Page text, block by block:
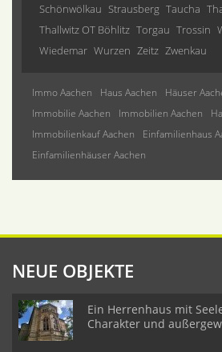
Schönwölkau Strausberg Taucha
Thallwitz OT Böhlitz Torgau Trossin
Wiedemar Wurzen Zeitz Zwenkau
Immo Aachen Haus Aachen Häuser
Immobilie Aachen
Immobilien Aachen
Immobilienkauf Aachen
Einfamilienhaus
Einfamilienhäuser Aachen
NEUE OBJEKTE
Ein Herrenhaus mit
Charakter und